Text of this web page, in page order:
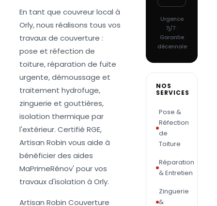
En tant que couvreur local à
Orly, nous réalisons tous vos
travaux de couverture :
pose et réfection de
toiture, réparation de fuite
urgente, démoussage et
traitement hydrofuge,
zinguerie et gouttières,
isolation thermique par
l'extérieur. Certifié RGE,
Artisan Robin vous aide à
bénéficier des aides
MaPrimeRénov' pour vos
travaux d'isolation à Orly.
Artisan Robin Couverture
Urgence
7j/7 ·
Garantie
décennale
NOS
SERVICES
Pose &
Réfection
de
Toiture
Réparation
& Entretien
Zinguerie
&